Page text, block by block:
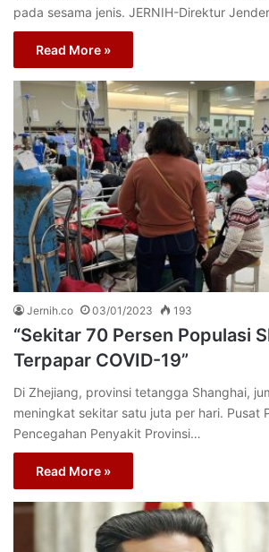
pada sesama jenis. JERNIH-Direktur
Read More »
Jernih.co 03/01/2023 193
“Sekitar 70 Persen Populasi
Terpapar COVID-19”
Di Zhejiang, provinsi tetangga Shanghai,
meningkat sekitar satu juta per hari. Pusat
Pencegahan Penyakit Provinsi…
Read More »